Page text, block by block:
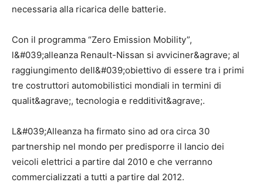
necessaria alla ricarica delle batterie.
Con il programma “Zero Emission Mobility”,
l&#039;alleanza Renault-Nissan si avviciner&agrave; al
raggiungimento dell&#039;obiettivo di essere tra i primi
tre costruttori automobilistici mondiali in termini di
qualit&agrave;, tecnologia e redditivit&agrave;.
L&#039;Alleanza ha firmato sino ad ora circa 30
partnership nel mondo per predisporre il lancio dei
veicoli elettrici a partire dal 2010 e che verranno
commercializzati a tutti a partire dal 2012.